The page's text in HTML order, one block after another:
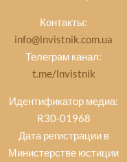
Контакты:
info@lnvistnik.com.ua
Телеграм канал:
t.me/lnvistnik
Идентификатор медиа:
R30-01968
Дата регистрации в
Министерстве юстиции